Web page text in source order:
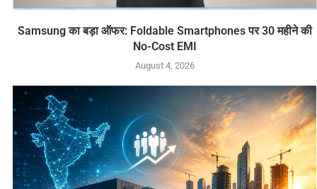
Samsung का बड़ा ऑफर: Foldable Smartphones पर 30 महीने की
No-Cost EMI
August 4, 2026